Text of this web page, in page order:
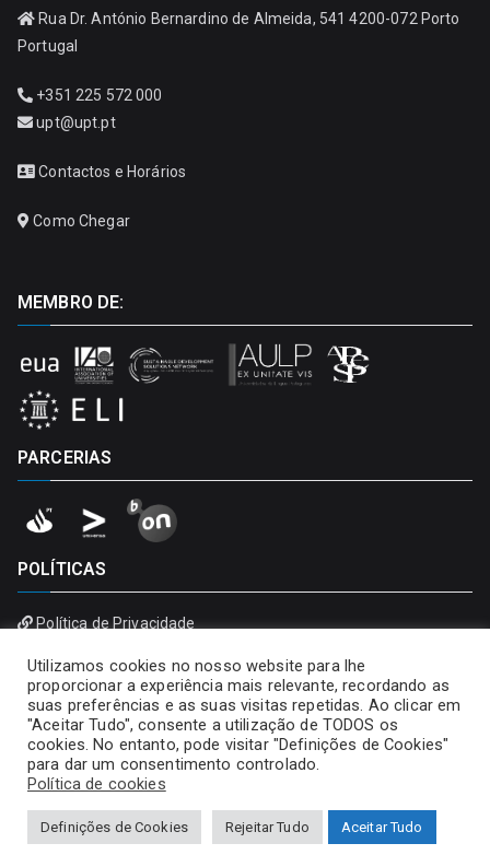
Rua Dr. António Bernardino de Almeida, 541 4200-072 Porto
Portugal
+351 225 572 000
upt@upt.pt
Contactos e Horários
Como Chegar
MEMBRO DE:
PARCERIAS
POLÍTICAS
Política de Privacidade
Utilizamos cookies no nosso website para lhe
proporcionar a experiência mais relevante, recordando as
suas preferências e as suas visitas repetidas. Ao clicar em
"Aceitar Tudo", consente a utilização de TODOS os
cookies. No entanto, pode visitar "Definições de Cookies"
para dar um consentimento controlado.
Política de cookies
Definições de Cookies Rejeitar Tudo Aceitar Tudo